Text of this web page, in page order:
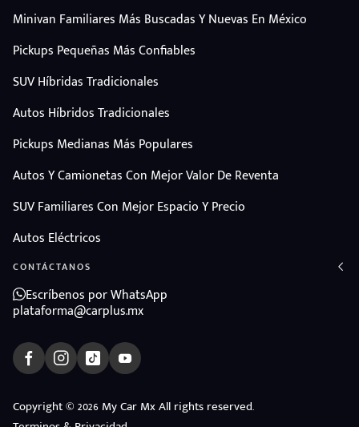
Minivan Familiares Más Buscadas Y Nuevas En México
Pickups Pequeñas Más Confiables
SUV Híbridas Tradicionales
Autos Híbridos Tradicionales
Pickups Medianas Más Populares
Autos Y Camionetas Con Mejor Valor De Reventa
SUV Familiares Con Mejor Espacio Y Precio
Autos Eléctricos
CONTÁCTANOS
Escríbenos por WhatsApp
plataforma@carplus.mx
Copyright © 2026 My Car Mx All rights reserved.